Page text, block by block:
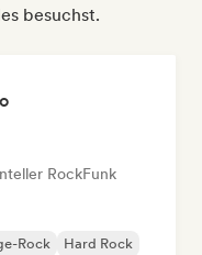
besuchst.
RockFunk
Rock Hard Rock